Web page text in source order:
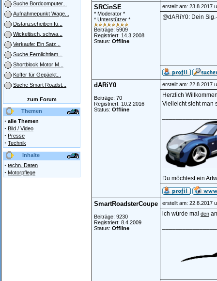
Suche Bordcomputer...
Aufnahmepunkt Wage...
Distanzscheiben fü...
Wickeltisch, schwa...
Verkaufe: Ein Satz...
Suche Fernlichtlam...
Shortblock Motor M...
Koffer für Gepäckt...
Suche Smart Roadst...
zum Forum
Themen
· alle Themen
· Bild / Video
· Presse
· Technik
Inhalte
· techn. Daten
· Motorpflege
SRCinSE
* Moderator *
* Unterstützer *
Beiträge: 5909
Registriert: 14.3.2008
Status: Offline
erstellt am: 23.8.2017
@dARiY0: Dein
dARiY0
Beiträge: 70
Registriert: 10.2.2016
Status: Offline
erstellt am: 22.8.2017
Herzlich
Vielleicht sieht man
Du möchtest ein
SmartRoadsterCoupe
Beiträge: 9230
Registriert: 8.4.2009
Status: Offline
erstellt am: 22.8.2017
ich würde mal den